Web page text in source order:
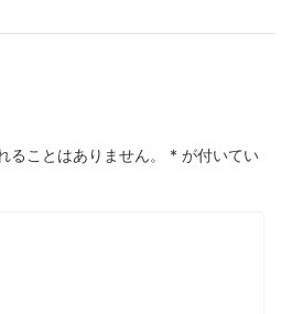
ることはありません。 * が付いてい